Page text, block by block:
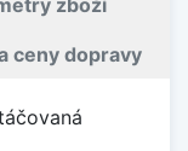
zboží
ceny dopravy